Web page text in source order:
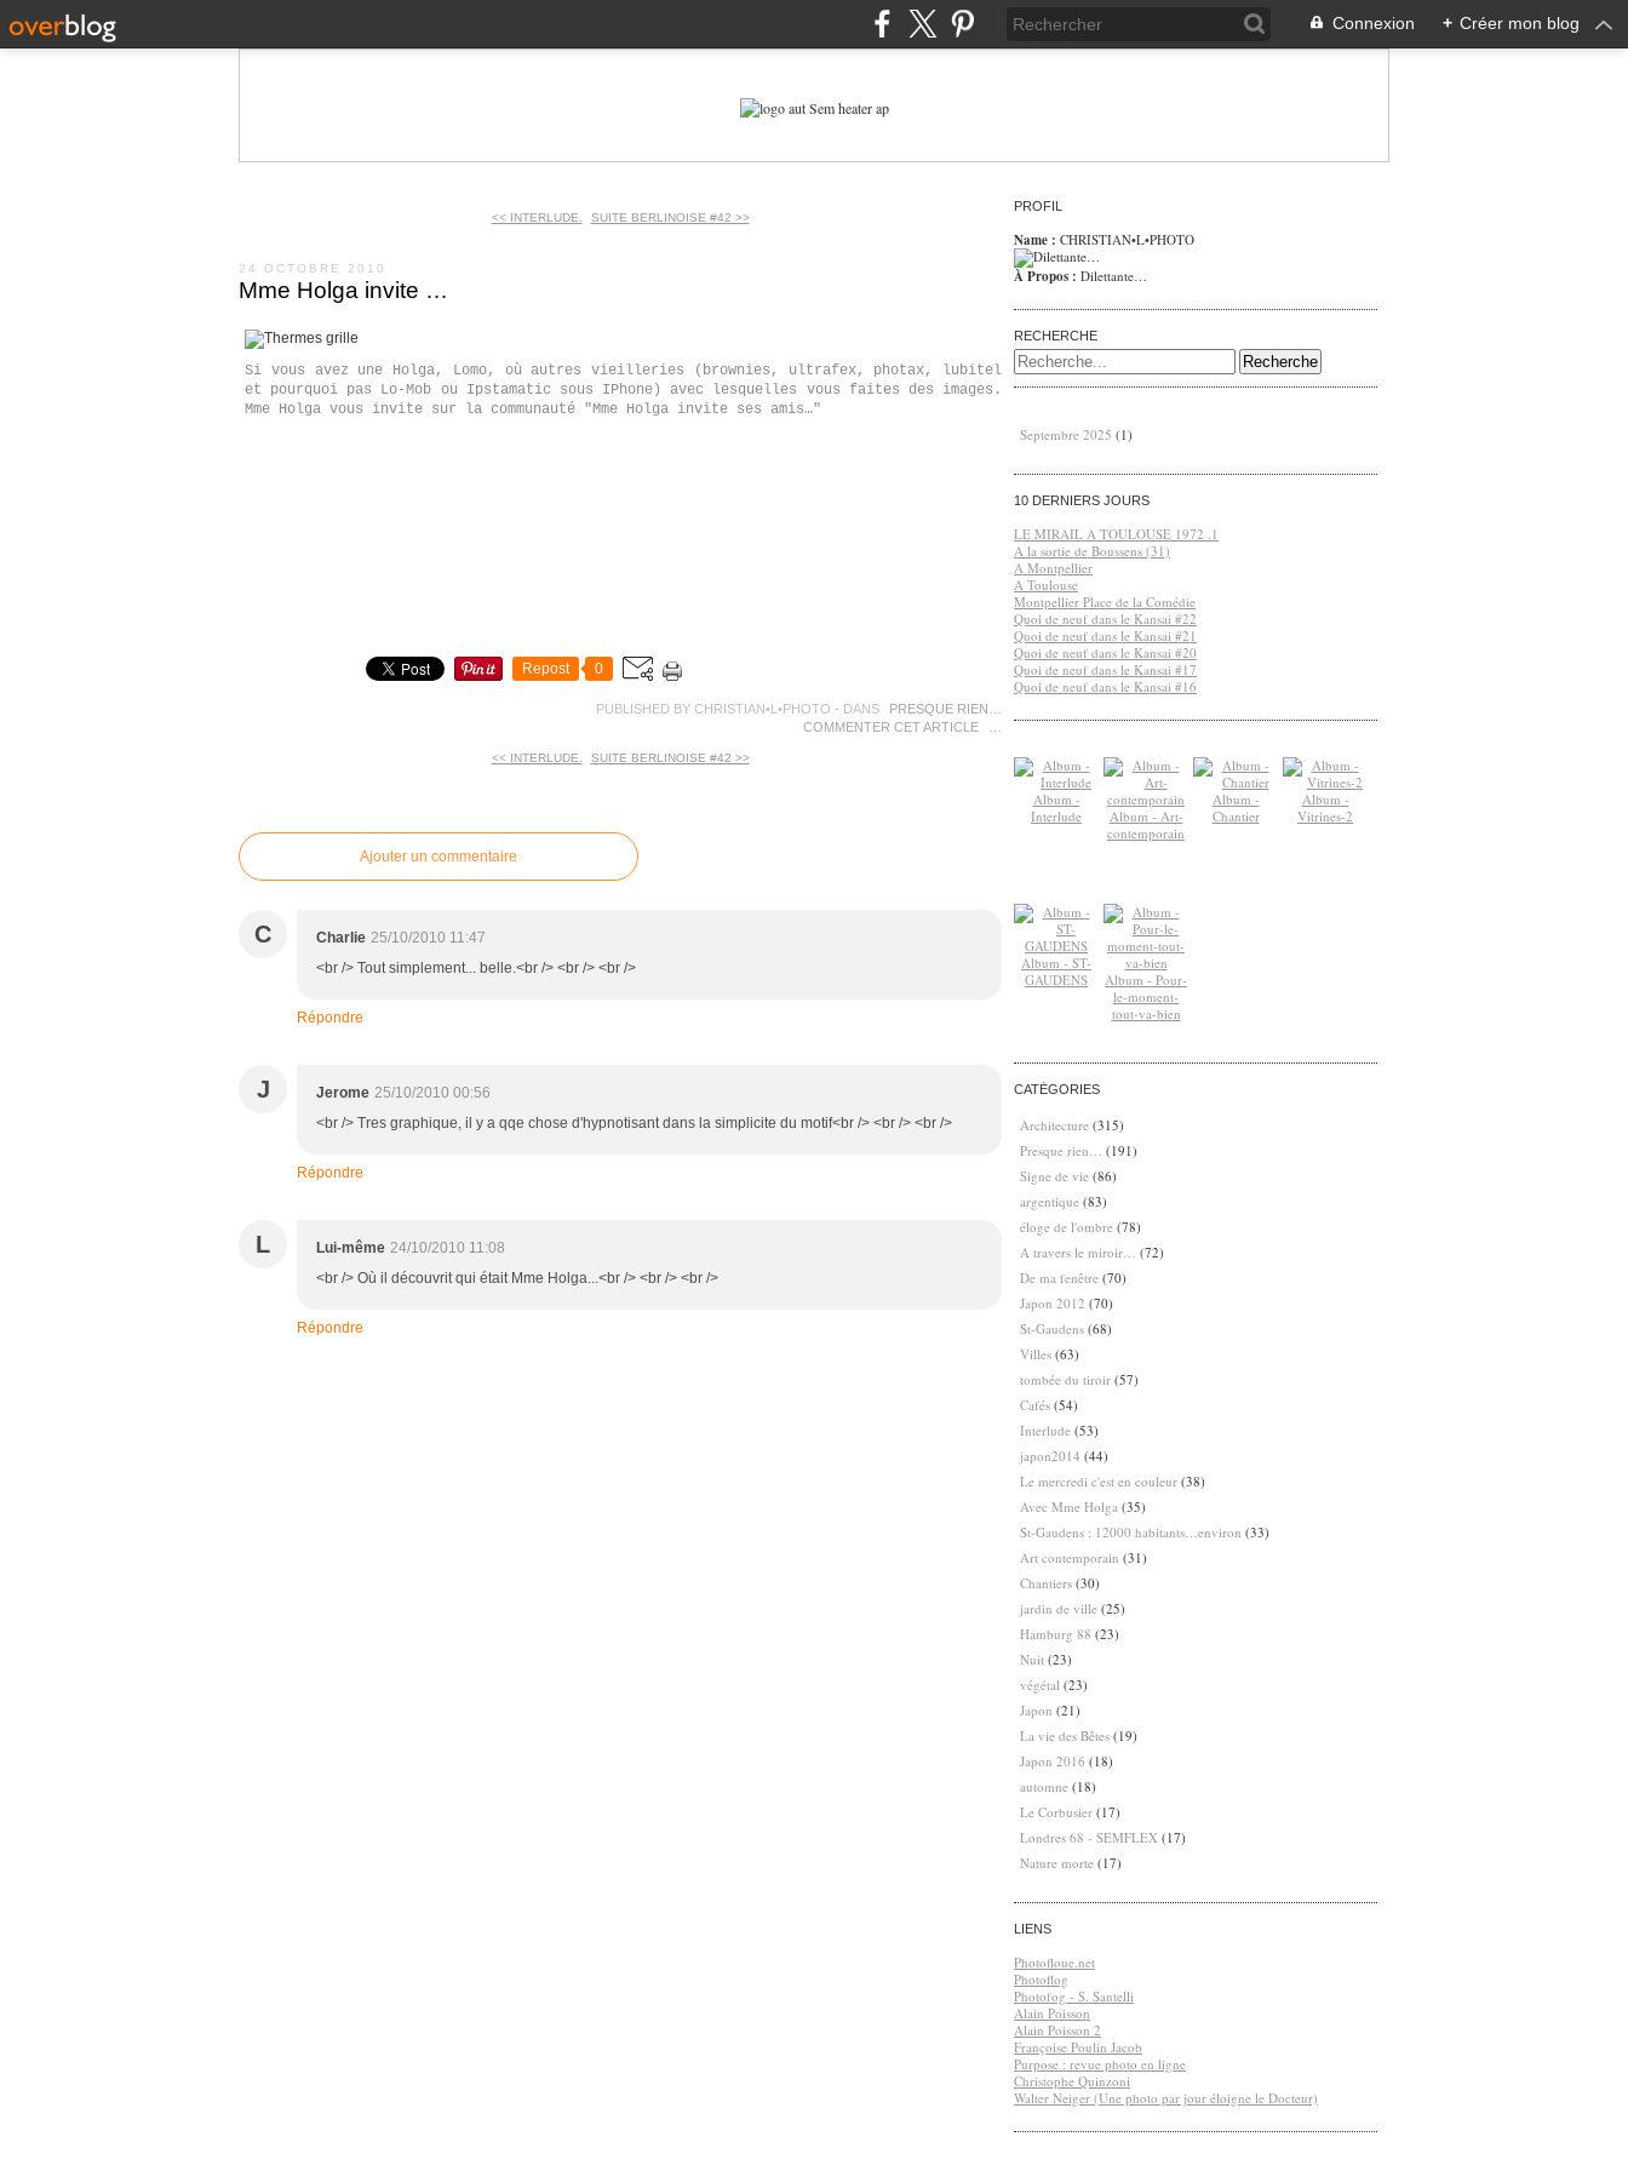
Connexion + Créer mon blog
<< INTERLUDE. SUITE BERLINOISE #42 >>
24 OCTOBRE 2010
Mme Holga invite …
Si vous avez une Holga, Lomo, où autres vieilleries (brownies, ultrafex, photax, lubitel
et pourquoi pas Lo-Mob ou Ipstamatic sous IPhone) avec lesquelles vous faites des images.
Mme Holga vous invite sur la communauté "Mme Holga invite ses amis…"
Repost 0
PUBLISHED BY CHRISTIAN•L•PHOTO - DANS
PRESQUE RIEN…
COMMENTER CET ARTICLE
<< INTERLUDE. SUITE BERLINOISE #42 >>
Ajouter un commentaire
C Charlie 25/10/2010 11:47
<br /> Tout simplement... belle.<br /> <br /> <br />
Répondre
J Jerome 25/10/2010 00:56
<br /> Tres graphique, il y a qqe chose d'hypnotisant dans la simplicite du motif<br /> <br /> <br />
Répondre
L Lui-même 24/10/2010 11:08
<br /> Où il découvrit qui était Mme Holga...<br /> <br /> <br />
Répondre
PROFIL
Name : CHRISTIAN•L•PHOTO
À Propos : Dilettante…
RECHERCHE
Septembre 2025 (1)
10 DERNIERS JOURS
LE MIRAIL A TOULOUSE 1972 .1
A la sortie de Boussens (31)
A Montpellier
A Toulouse
Montpellier Place de la Comédie
Quoi de neuf dans le Kansai #22
Quoi de neuf dans le Kansai #21
Quoi de neuf dans le Kansai #20
Quoi de neuf dans le Kansai #17
Quoi de neuf dans le Kansai #16
Album -
Interlude
Album - Art-
contemporain
Album -
Chantier
Album -
Vitrines-2
Album - ST-
GAUDENS
Album - Pour-
le-moment-
tout-va-bien
CATÉGORIES
Architecture (315)
Presque rien…
(191)
Signe de vie (86)
argentique (83)
éloge de l'ombre (78)
A travers le miroir…
(72)
De ma fenêtre (70)
Japon 2012 (70)
St-Gaudens (68)
Villes (63)
tombée du tiroir (57)
Cafés (54)
Interlude (53)
japon2014 (44)
Le mercredi c'est en couleur (38)
Avec Mme Holga (35)
St-Gaudens : 12000 habitants…environ (33)
Art contemporain (31)
Chantiers (30)
jardin de ville (25)
Hamburg 88 (23)
Nuit (23)
végétal (23)
Japon (21)
La vie des Bêtes (19)
Japon 2016 (18)
automne (18)
Le Corbusier (17)
Londres 68 - SEMFLEX (17)
Nature morte (17)
LIENS
Photofloue.net
Photoflog
Photofog - S. Santelli
Alain Poisson
Alain Poisson 2
Françoise Poulin Jacob
Purpose : revue photo en ligne
Christophe Quinzoni
Walter Neiger (Une photo par jour éloigne le Docteur)